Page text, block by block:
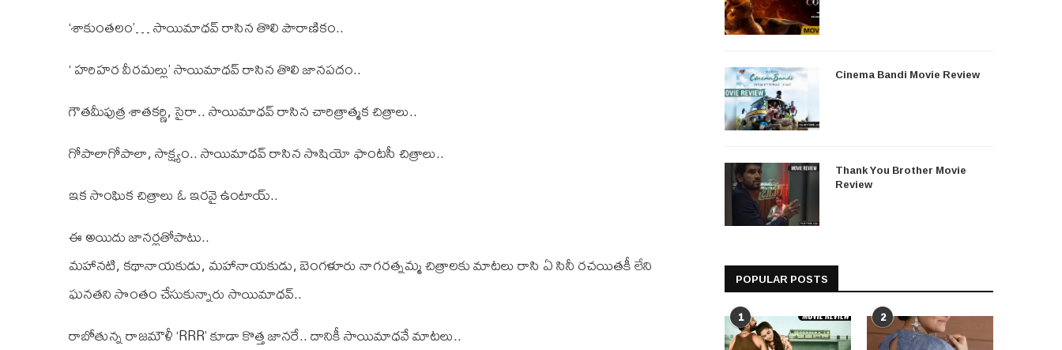
‘శాకుంతలం’… సాయిమాధవ్ రాసిన తొలి పౌరాణికం..
‘ హరిహర వీరమల్లు’ సాయిమాధవ్ రాసిన తొలి జానపదం..
గౌతమీపుత్ర శాతకర్ణి, సైరా.. సాయిమాధవ్ రాసిన చారిత్రాత్మక చిత్రాలు..
గోపాలాగోపాలా, సాక్ష్యం.. సాయిమాధవ్ రాసిన సొషియో ఫాంటసీ చిత్రాలు..
ఇక సాంఘిక చిత్రాలు ఓ ఇరవై ఉంటాయ్..
ఈ అయిదు జానర్లతోపాటు..
మహానటి, కథానాయకుడు, మహానాయకుడు, బెంగళూరు నాగరత్నమ్మ చిత్రాలకు మాటలు రాసి ఏ సినీ రచయితకీ లేని
ఘనతని సొంతం చేసుకున్నారు సాయిమాధవ్..
రాబోతున్న రాజమౌళీ ‘RRR’ కూడా కొత్త జానరే.. దానికీ సాయిమాధవే మాటలు..
Cinema Bandi Movie Review
Thank You Brother Movie
Review
POPULAR POSTS
1 2